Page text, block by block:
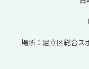
場所：足立区総合ス